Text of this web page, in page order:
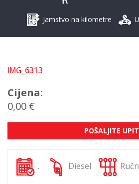
Jamstvo na kilometre
IMG_6313
Cijena:
0,00 €
POŠALJITE UPIT
. Diesel